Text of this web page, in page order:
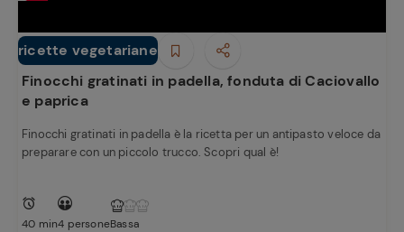
ricette vegetariane
Antipasti
Finocchi gratinati in padella, fonduta di Caciovallo
e paprica
Finocchi gratinati in padella è la ricetta per un antipasto veloce da
preparare con un piccolo trucco. Scopri qual è!
40 min4 personeBassa